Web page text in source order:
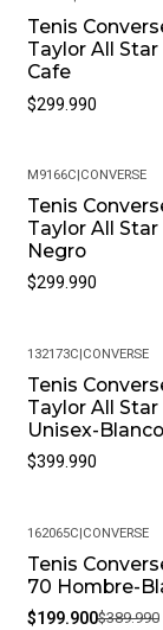
Estar Seguro
¿Cuál Es La
Productos,
Defectos De
¿Puedo
Pacific Sport
Variar.
El Producto Se
Con Su
Satisfecho Con
Devoluciones
Producto En
Productos
Fresco Y Seco
• Peso Del
Tenis
Taylor All
Cafe
$299.990
M9166C CONVERSE
Tenis
Taylor All
Negro
$299.990
132173C CONVERSE
Tenis
Taylor All Star
Unisex-Blanco
$399.990
-49%
162065C CONVERSE
Tenis
70 Hombre-
$199.900$389.990